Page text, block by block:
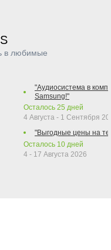
в любимые
"Аудиосистема в
Samsung!"
Осталось 25 дней
4 Августа - 1 Сентября
"Выгодные цены на
Осталось 10 дней
4 - 17 Августа 2026